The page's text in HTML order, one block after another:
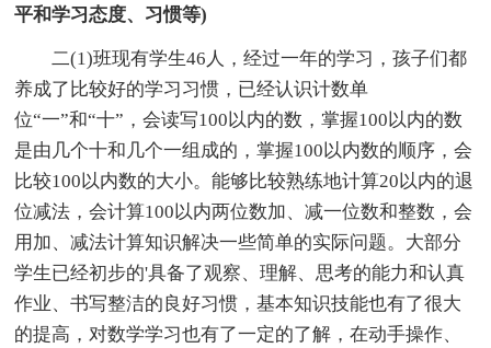
平和学习态度、习惯等)
二(1)班现有学生46人，经过一年的学习，孩子们都
养成了比较好的学习习惯，已经认识计数单
位“一”和“十”，会读写100以内的数，掌握100以内的数
是由几个十和几个一组成的，掌握100以内数的顺序，会
比较100以内数的大小。能够比较熟练地计算20以内的退
位减法，会计算100以内两位数加、减一位数和整数，会
用加、减法计算知识解决一些简单的实际问题。大部分
学生已经初步的'具备了观察、理解、思考的能力和认真
作业、书写整洁的良好习惯，基本知识技能也有了很大
的提高，对数学学习也有了一定的了解，在动手操作、